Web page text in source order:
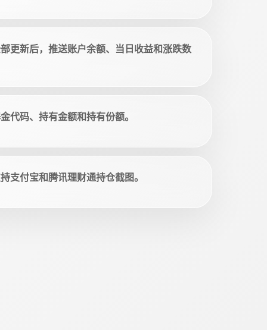
更新后，推送账户余额、当日收益和涨跌数
代码、持有金额和持有份额。
支付宝和腾讯理财通持仓截图。